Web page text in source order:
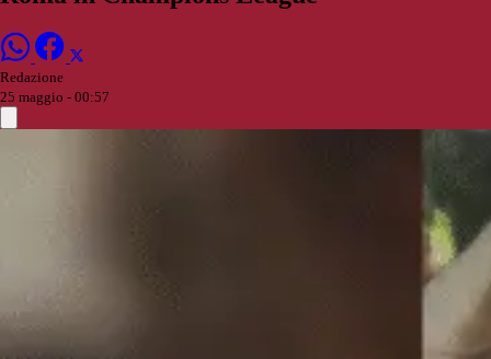
Redazione
25 maggio - 00:57